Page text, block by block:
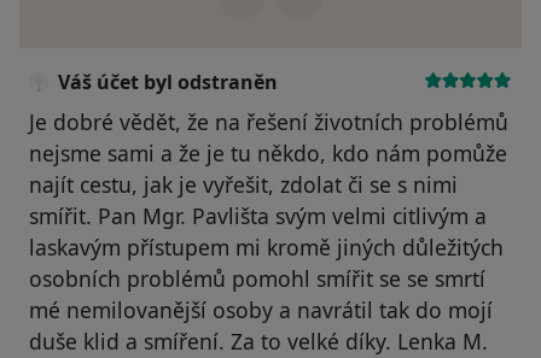
Váš účet byl odstraněn
Je dobré vědět, že na řešení životních problémů
nejsme sami a že je tu někdo, kdo nám pomůže
najít cestu, jak je vyřešit, zdolat či se s nimi
smířit. Pan Mgr. Pavlišta svým velmi citlivým a
laskavým přístupem mi kromě jiných důležitých
osobních problémů pomohl smířit se se smrtí
mé nemilovanější osoby a navrátil tak do mojí
duše klid a smíření. Za to velké díky. Lenka M.